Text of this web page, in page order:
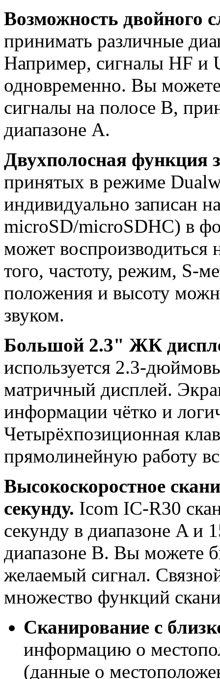
Возможность двойного
принимать различные
Например, сигналы HF и
одновременно. Вы
сигналы на полосе B,
диапазоне A.
Двухполосная функция
принятых в режиме
индивидуально записан
microSD/microSDHC) в
может
того, частоту, режим, S-
положения и высоту
звуком.
Большой 2.3" ЖК
используется 2.3-
матричный дисплей.
информации чётко и
Четырёхпозиционная
прямолинейную работу
Высокоскоростное
секунду. Icom IC-R30
секунду в диапазоне A и
диапазоне B. Вы можете
желаемый сигнал.
множество функций
Сканирование с
информацию о
(данные о